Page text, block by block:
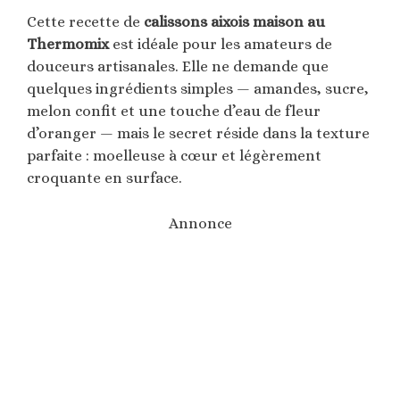
Cette recette de calissons aixois maison au
Thermomixest idéale pour les amateurs de
douceurs artisanales. Elle ne demande que
quelques ingrédients simples — amandes, sucre,
melon confit et une touche d’eau de fleur
d’oranger — mais le secret réside dans la texture
parfaite : moelleuse à cœur et légèrement
croquante en surface.
Annonce